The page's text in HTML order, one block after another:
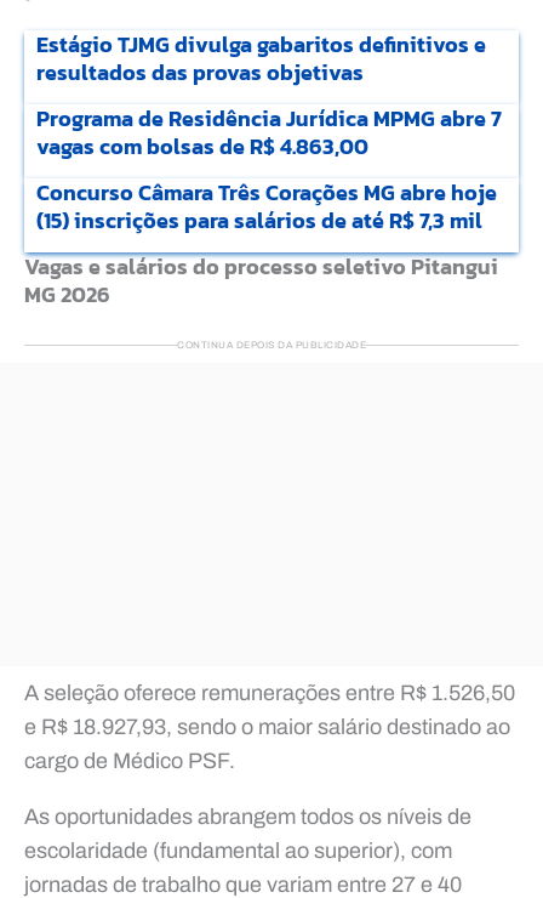
Estágio TJMG divulga gabaritos definitivos e
resultados das provas objetivas
Programa de Residência Jurídica MPMG abre 7
vagas com bolsas de R$ 4.863,00
Concurso Câmara Três Corações MG abre hoje
(15) inscrições para salários de até R$ 7,3 mil
Vagas e salários do processo seletivo Pitangui
MG 2026
CONTINUA DEPOIS DA PUBLICIDADE
A seleção oferece remunerações entre R$ 1.526,50
e R$ 18.927,93, sendo o maior salário destinado ao
cargo de Médico PSF.
As oportunidades abrangem todos os níveis de
escolaridade (fundamental ao superior), com
jornadas de trabalho que variam entre 27 e 40